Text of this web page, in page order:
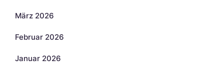
März 2026
Februar 2026
Januar 2026